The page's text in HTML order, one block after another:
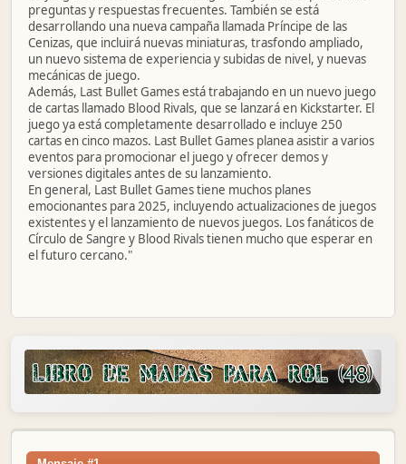
preguntas y respuestas frecuentes. También se está
desarrollando una nueva campaña llamada Príncipe de las
Cenizas, que incluirá nuevas miniaturas, trasfondo ampliado,
un nuevo sistema de experiencia y subidas de nivel, y nuevas
mecánicas de juego.
Además, Last Bullet Games está trabajando en un nuevo juego
de cartas llamado Blood Rivals, que se lanzará en Kickstarter. El
juego ya está completamente desarrollado e incluye 250
cartas en cinco mazos. Last Bullet Games planea asistir a varios
eventos para promocionar el juego y ofrecer demos y
versiones digitales antes de su lanzamiento.
En general, Last Bullet Games tiene muchos planes
emocionantes para 2025, incluyendo actualizaciones de juegos
existentes y el lanzamiento de nuevos juegos. Los fanáticos de
Círculo de Sangre y Blood Rivals tienen mucho que esperar en
el futuro cercano."